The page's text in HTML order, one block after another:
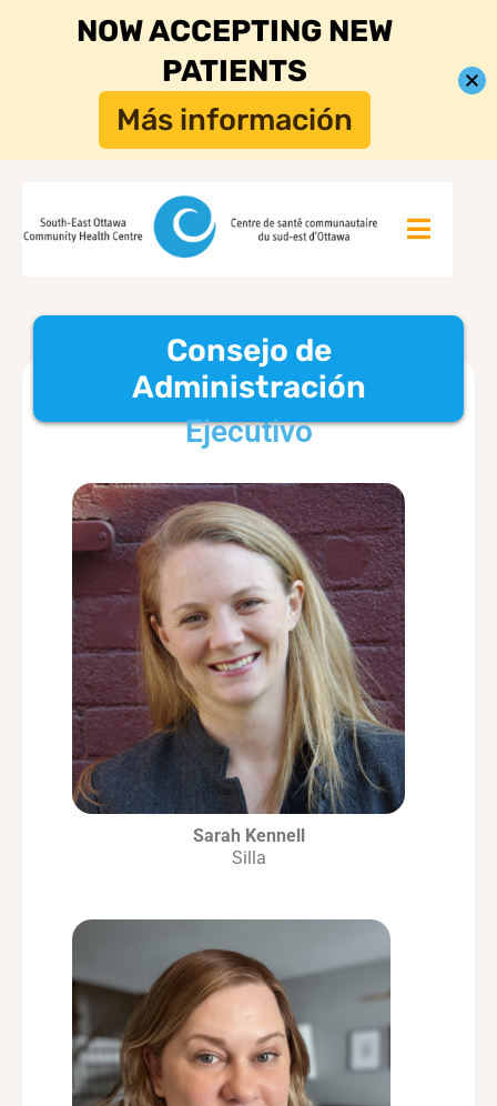
Consejo de
Administración
Ejecutivo
Sarah Kennell
Silla
NOW ACCEPTING NEW
PATIENTS
Más información